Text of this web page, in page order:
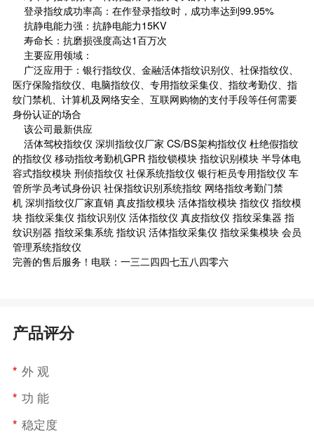
登录指纹成功率高：在作登录指纹时，成功率达到99.95%
抗静电能力强：抗静电能力15KV
寿命长：抗磨损强度高达1百万次
主要应用领域：
广泛应用于：银行指纹仪、金融活体指纹识别仪、社保指纹仪、
医疗保险指纹仪、电脑指纹仪、专用指纹采集仪、指纹考勤仪、指
纹门禁机、计算机及网络安全、互联网购物的支付手段等任何需要
身份认证的场合
该公司最新供应
活体驾校指纹仪 深圳指纹仪厂家 CS/BS架构指纹仪 杜绝假指纹
的指纹仪 移动指纹考勤机GPR 指纹锁模块 指纹识别模块 半导体电
容式指纹模块 刑侦指纹仪 社保系统指纹仪 银行柜员专用指纹仪 车
管所学员考试身份识 社保指纹识别系统指纹 网络指纹考勤门禁
机 深圳指纹仪厂家直销 真皮指纹模块 活体指纹模块 指纹仪 指纹模
块 指纹采集仪 指纹识别仪 活体指纹仪 真皮指纹仪 指纹采集器 指
纹识别器 指纹采集系统 指纹识 活体指纹采集仪 指纹采集模块 会员
管理系统指纹仪
完善的售后服务！电联：一三二四四七五八四零六
产品评分
* 外 观
* 功 能
* 稳定度